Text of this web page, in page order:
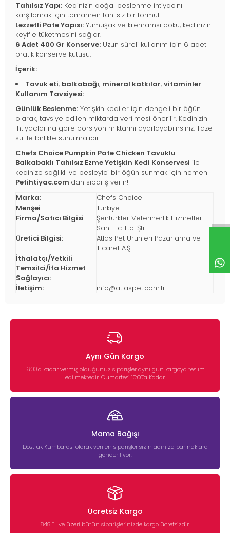
Tahılsız Yapı: Kedinizin doğal beslenme ihtiyacını
karşılamak için tamamen tahılsız bir formül.
Lezzetli Pate Yapısı: Yumuşak ve kremamsı doku, kedinizin
keyifle tüketmesini sağlar.
6 Adet 400 Gr Konserve: Uzun süreli kullanım için 6 adet
pratik konserve kutusu.
İçerik:
Tavuk eti, balkabağı, mineral katkılar, vitaminler
Kullanım Tavsiyesi:
Günlük Beslenme: Yetişkin kediler için dengeli bir öğün
olarak, tavsiye edilen miktarda verilmesi önerilir. Kedinizin
ihtiyaçlarına göre porsiyon miktarını ayarlayabilirsiniz. Taze
su ile birlikte sunulmalıdır.
Chefs Choice Pumpkin Pate Chicken Tavuklu
Balkabaklı Tahılsız Ezme Yetişkin Kedi Konservesi ile
kedinize sağlıklı ve besleyici bir öğün sunmak için hemen
Petihtiyac.com'dan sipariş verin!
Marka:
Chefs Choice
Menşei
Türkiye
Firma/Satıcı Bilgisi
Şentürkler Veterinerlik Hizmetleri
San. Tic. Ltd. Şti.
Üretici Bilgisi:
Atlas Pet Ürünleri Pazarlama ve
Ticaret A.Ş.
İthalatçı/Yetkili
Temsilci/İfa Hizmet
Sağlayıcı:
İletişim:
info@atlaspet.com.tr
Aynı Gün Kargo
16:00’a kadar vermiş olduğunuz siparişler aynı gün kargoya teslim
edilmektedir. Cumartesi 10:00'a Kadar
Mama Bağışı
Dostluk Kumbarası olarak verilen siparişler sizin adınıza barınaklara
gönderiliyor.
Ücretsiz Kargo
849 TL ve üzeri bütün siparişlerinizde kargo ücretsizdir.